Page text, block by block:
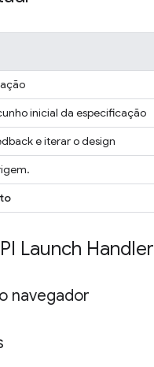
inicial da especificação
e iterar o design
Launch Handler
navegador